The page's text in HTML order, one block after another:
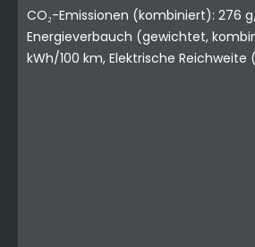
CO₂-Emissionen (kombiniert): 276
Energieverbauch (gewichtet,
kWh/100 km, Elektrische Reichweite